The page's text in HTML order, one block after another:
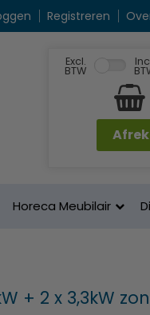
Registreren
Excl.
BTW
Horeca Meubilair
+ 2 x 3,3kW